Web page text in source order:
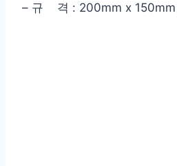
– 규 격 : 200mm x 150mm